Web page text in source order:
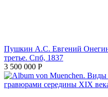
Пушкин А.С. Евгений
третье. Спб, 1837
3 500 000 Р